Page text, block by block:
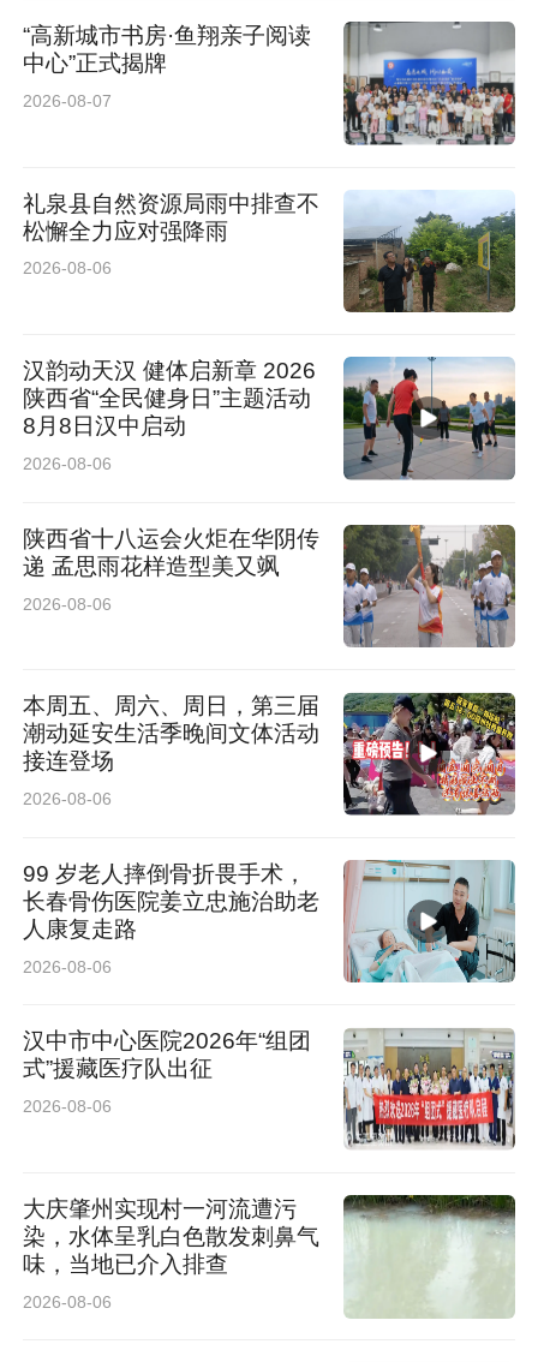
“高新城市书房·鱼翔亲子阅读
中心”正式揭牌
2026-08-07
礼泉县自然资源局雨中排查不
松懈全力应对强降雨
2026-08-06
汉韵动天汉 健体启新章 2026
陕西省“全民健身日”主题活动
8月8日汉中启动
2026-08-06
陕西省十八运会火炬在华阴传
递 孟思雨花样造型美又飒
2026-08-06
本周五、周六、周日，第三届
潮动延安生活季晚间文体活动
接连登场
2026-08-06
99 岁老人摔倒骨折畏手术，
长春骨伤医院姜立忠施治助老
人康复走路
2026-08-06
汉中市中心医院2026年“组团
式”援藏医疗队出征
2026-08-06
大庆肇州实现村一河流遭污
染，水体呈乳白色散发刺鼻气
味，当地已介入排查
2026-08-06